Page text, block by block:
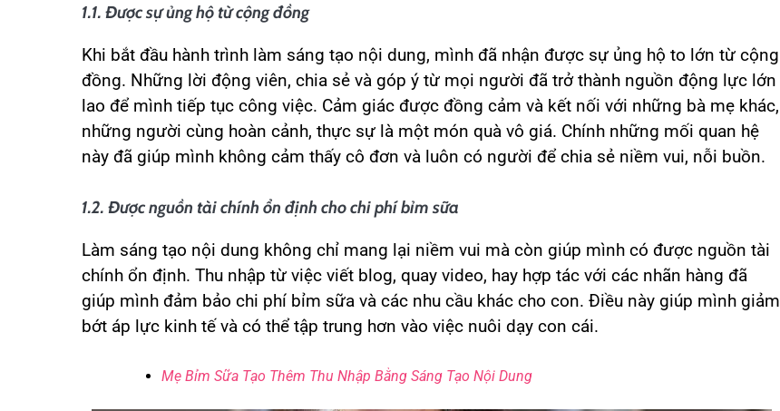
1.1. Được sự ủng hộ từ cộng đồng
Khi bắt đầu hành trình làm sáng tạo nội dung, mình đã nhận được sự ủng hộ to lớn từ cộng
đồng. Những lời động viên, chia sẻ và góp ý từ mọi người đã trở thành nguồn động lực lớn
lao để mình tiếp tục công việc. Cảm giác được đồng cảm và kết nối với những bà mẹ khác,
những người cùng hoàn cảnh, thực sự là một món quà vô giá. Chính những mối quan hệ
này đã giúp mình không cảm thấy cô đơn và luôn có người để chia sẻ niềm vui, nỗi buồn.
1.2. Được nguồn tài chính ổn định cho chi phí bỉm sữa
Làm sáng tạo nội dung không chỉ mang lại niềm vui mà còn giúp mình có được nguồn tài
chính ổn định. Thu nhập từ việc viết blog, quay video, hay hợp tác với các nhãn hàng đã
giúp mình đảm bảo chi phí bỉm sữa và các nhu cầu khác cho con. Điều này giúp mình giảm
bớt áp lực kinh tế và có thể tập trung hơn vào việc nuôi dạy con cái.
Mẹ Bỉm Sữa Tạo Thêm Thu Nhập Bằng Sáng Tạo Nội Dung